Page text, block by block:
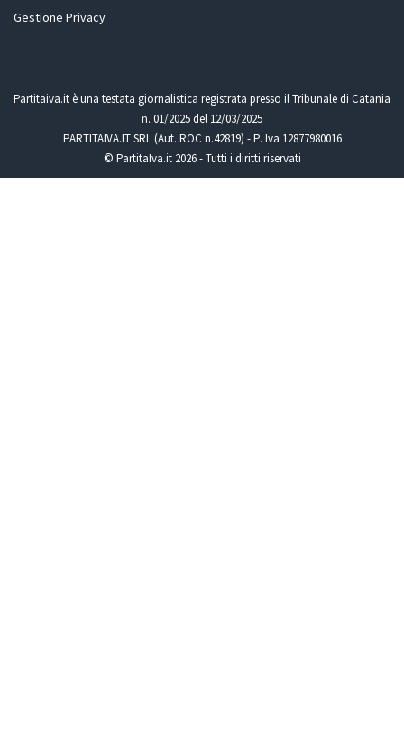
Gestione Privacy
Partitaiva.it è una testata giornalistica registrata presso il Tribunale di Catania
n. 01/2025 del 12/03/2025
PARTITAIVA.IT SRL (Aut. ROC n.42819) - P. Iva 12877980016
© PartitaIva.it 2026 - Tutti i diritti riservati